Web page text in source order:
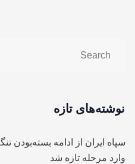
نوشته‌های تازه
سپاه ایران از ادامه بسته‌بودن
وارد مرحله تازه شد